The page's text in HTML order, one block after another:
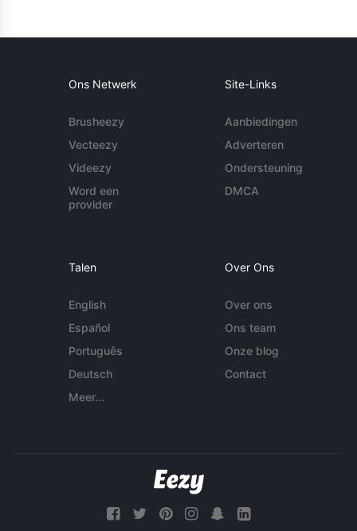
Ons Netwerk
Brusheezy
Vecteezy
Videezy
Word een
provider
Site-Links
Aanbiedingen
Adverteren
Ondersteuning
DMCA
Talen
English
Español
Português
Deutsch
Meer...
Over Ons
Over ons
Ons team
Onze blog
Contact